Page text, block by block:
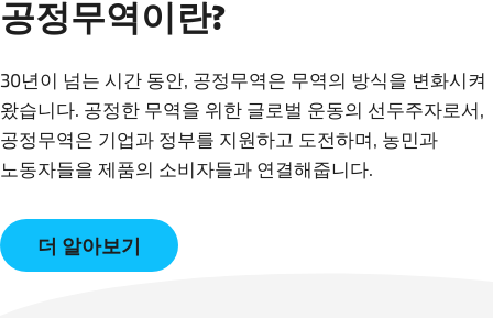
공정무역이란?
30년이 넘는 시간 동안, 공정무역은 무역의 방식을 변화시켜
왔습니다. 공정한 무역을 위한 글로벌 운동의 선두주자로서,
공정무역은 기업과 정부를 지원하고 도전하며, 농민과
더 알아보기